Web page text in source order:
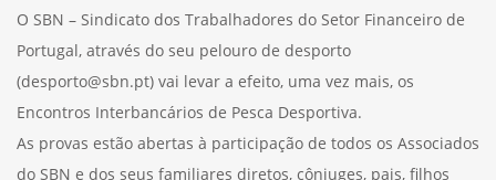
O SBN – Sindicato dos Trabalhadores do Setor Financeiro de
Portugal, através do seu pelouro de desporto
(desporto@sbn.pt) vai levar a efeito, uma vez mais, os
Encontros Interbancários de Pesca Desportiva.
As provas estão abertas à participação de todos os Associados
do SBN e dos seus familiares diretos, cônjuges, pais, filhos